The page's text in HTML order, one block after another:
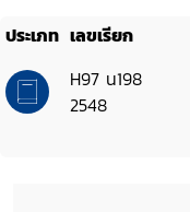
ประเภท เลขเรียก
H97 น198
2548